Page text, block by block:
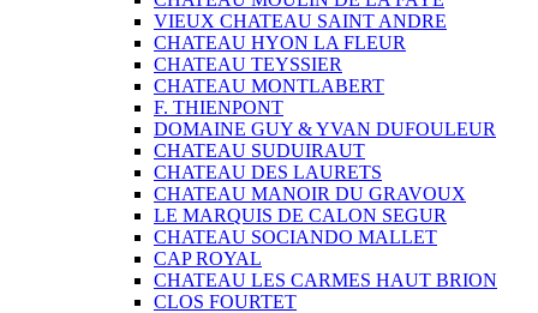
VIEUX CHATEAU SAINT ANDRE
CHATEAU HYON LA FLEUR
CHATEAU TEYSSIER
CHATEAU MONTLABERT
F. THIENPONT
DOMAINE GUY & YVAN DUFOULEUR
CHATEAU SUDUIRAUT
CHATEAU DES LAURETS
CHATEAU MANOIR DU GRAVOUX
LE MARQUIS DE CALON SEGUR
CHATEAU SOCIANDO MALLET
CAP ROYAL
CHATEAU LES CARMES HAUT BRION
CLOS FOURTET